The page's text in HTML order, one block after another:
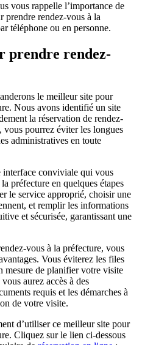
vous rappelle l’importance de
prendre rendez-vous à la
téléphone ou en personne.
prendre rendez-
le meilleur site pour
Nous avons identifié un site
la réservation de rendez-
pourrez éviter les longues
administratives en toute
interface conviviale qui vous
préfecture en quelques étapes
le service approprié, choisir une
et remplir les informations
et sécurisée, garantissant une
vous à la préfecture, vous
Vous éviterez les files
mesure de planifier votre visite
aurez accès à des
requis et les démarches à
de votre visite.
d’utiliser ce meilleur site pour
Cliquez sur le lien ci-dessous